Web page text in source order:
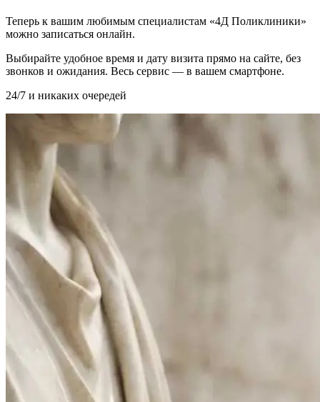
Теперь к вашим любимым специалистам «4Д Поликлиники»
можно записаться онлайн.
Выбирайте удобное время и дату визита прямо на сайте, без
звонков и ожидания. Весь сервис — в вашем смартфоне.
24/7 и никаких очередей